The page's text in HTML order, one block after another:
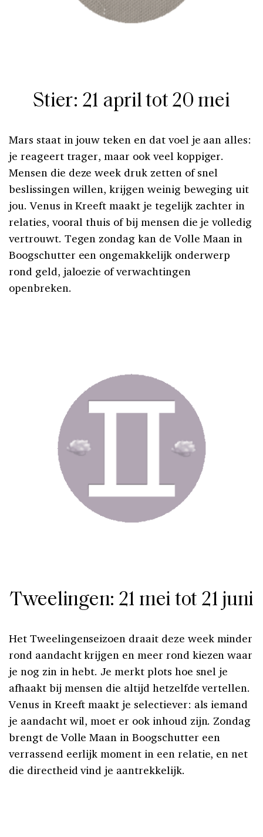
Stier: 21 april tot 20 mei
Mars staat in jouw teken en dat voel je aan alles:
je reageert trager, maar ook veel koppiger.
Mensen die deze week druk zetten of snel
beslissingen willen, krijgen weinig beweging uit
jou. Venus in Kreeft maakt je tegelijk zachter in
relaties, vooral thuis of bij mensen die je volledig
vertrouwt. Tegen zondag kan de Volle Maan in
Boogschutter een ongemakkelijk onderwerp
rond geld, jaloezie of verwachtingen
openbreken.
Tweelingen: 21 mei tot 21 juni
Het Tweelingenseizoen draait deze week minder
rond aandacht krijgen en meer rond kiezen waar
je nog zin in hebt. Je merkt plots hoe snel je
afhaakt bij mensen die altijd hetzelfde vertellen.
Venus in Kreeft maakt je selectiever: als iemand
je aandacht wil, moet er ook inhoud zijn. Zondag
brengt de Volle Maan in Boogschutter een
verrassend eerlijk moment in een relatie, en net
die directheid vind je aantrekkelijk.